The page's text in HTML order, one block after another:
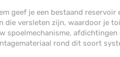
geef je een bestaand
die versleten zijn, waardoor je
spoelmechanisme,
rond dit soort